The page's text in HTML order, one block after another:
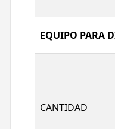
EQUIPO PARA
CANTIDAD